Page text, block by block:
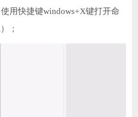
用快捷键windows+X键打开命
；